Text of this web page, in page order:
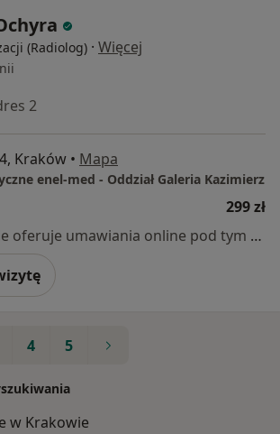
(Radiolog) · Więcej
2
Kraków • Mapa
enel-med - Oddział Galeria Kazimierz
299 zł
Specjalista nie oferuje umawiania online pod tym adresem.
4 5
w Krakowie